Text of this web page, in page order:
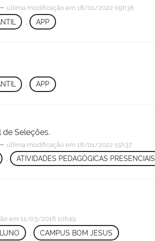
última modificação em 18/01/2022 09h38
, APP
, APP
Seleções.
última modificação em 18/01/2022 15h37
, ATIVIDADES PEDAGÓGICAS PRESENCIAIS
em 11/03/2016 10h49
, CAMPUS BOM JESUS